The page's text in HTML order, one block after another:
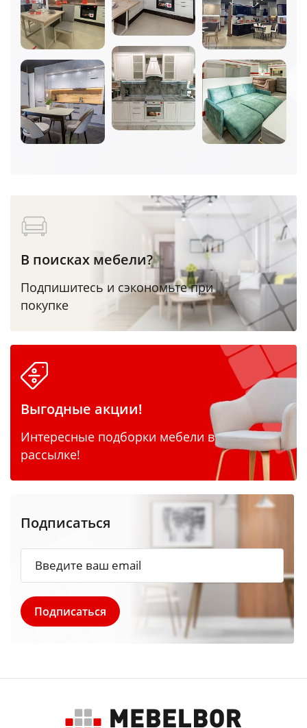
В поисках мебели?
Подпишитесь и сэкономьте при
покупке
Выгодные акции!
Интересные подборки мебели в
рассылке!
Подписаться